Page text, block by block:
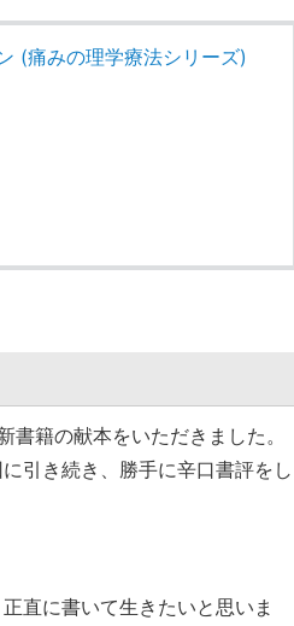
(痛みの理学療法シリーズ)
書籍の献本をいただきました。
引き続き、勝手に辛口書評をし
直に書いて生きたいと思いま